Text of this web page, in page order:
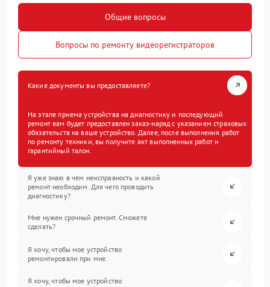
Общие вопросы
Вопросы по ремонту видеорегистраторов
Какие документы вы предоставляете?
На этапе приема устройства на диагностику и последующий
ремонт вам будет предоставлен заказ-наряд с указанием страховых
обязательств на ваше устройство. Далее, после выполнения работ
по ремонту техники, вы получите акт выполненных работ и
гарантийный талон.
Я уже знаю в чем неисправность и какой
ремонт необходим. Для чего проводить
диагностику?
Мне нужен срочный ремонт. Сможете
сделать?
Я хочу, чтобы мое устройство
ремонтировали при мне.
Я хочу, чтобы мое устройство